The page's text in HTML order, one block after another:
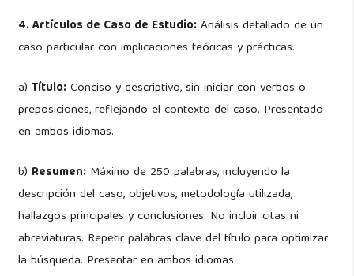
4. Artículos de Caso de Estudio:Análisis detallado de un
caso particular con implicaciones teóricas y prácticas.
a) Título:Conciso y descriptivo, sin iniciar con verbos o
preposiciones, reflejando el contexto del caso. Presentado
en ambos idiomas.
b) Resumen:Máximo de 250 palabras, incluyendo la
descripción del caso, objetivos, metodología utilizada,
hallazgos principales y conclusiones. No incluir citas ni
abreviaturas. Repetir palabras clave del título para optimizar
la búsqueda. Presentar en ambos idiomas.